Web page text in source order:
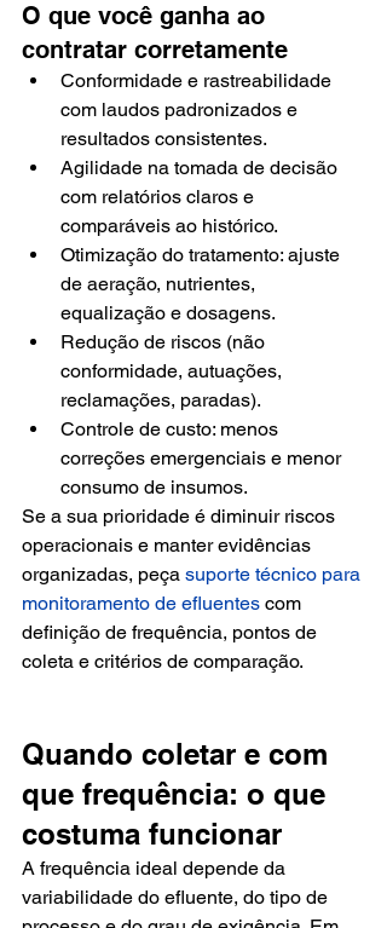
O que você ganha ao
contratar corretamente
Conformidade e rastreabilidade
com laudos padronizados e
resultados consistentes.
Agilidade na tomada de decisão
com relatórios claros e
comparáveis ao histórico.
Otimização do tratamento: ajuste
de aeração, nutrientes,
equalização e dosagens.
Redução de riscos (não
conformidade, autuações,
reclamações, paradas).
Controle de custo: menos
correções emergenciais e menor
consumo de insumos.
Se a sua prioridade é diminuir riscos
operacionais e manter evidências
organizadas, peça suporte técnico para
monitoramento de efluentes com
definição de frequência, pontos de
coleta e critérios de comparação.
Quando coletar e com
que frequência: o que
costuma funcionar
A frequência ideal depende da
variabilidade do efluente, do tipo de